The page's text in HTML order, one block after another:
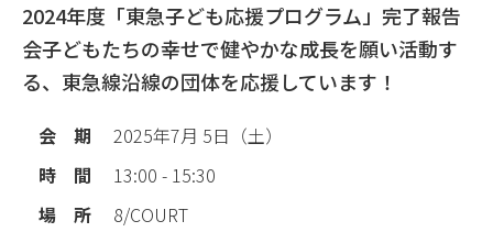
2024年度「東急子ども応援プログラム」完了報告
会子どもたちの幸せで健やかな成長を願い活動す
る、東急線沿線の団体を応援しています！
会 期
2025年7月 5日（土）
時 間
13:00 - 15:30
場 所
8/COURT